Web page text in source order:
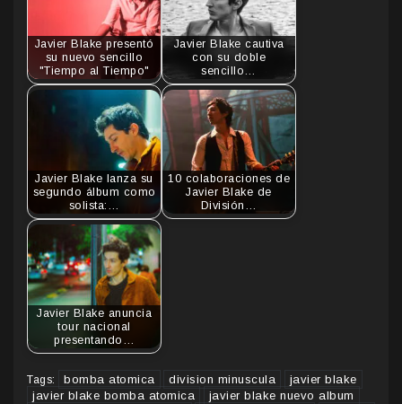
Javier Blake presentó
su nuevo sencillo
"Tiempo al Tiempo"
Javier Blake cautiva
con su doble
sencillo…
Javier Blake lanza su
segundo álbum como
solista:…
10 colaboraciones de
Javier Blake de
División…
Javier Blake anuncia
tour nacional
presentando…
Tags: bomba atomica division minuscula
javier blake
javier blake bomba atomica
javier blake nuevo album